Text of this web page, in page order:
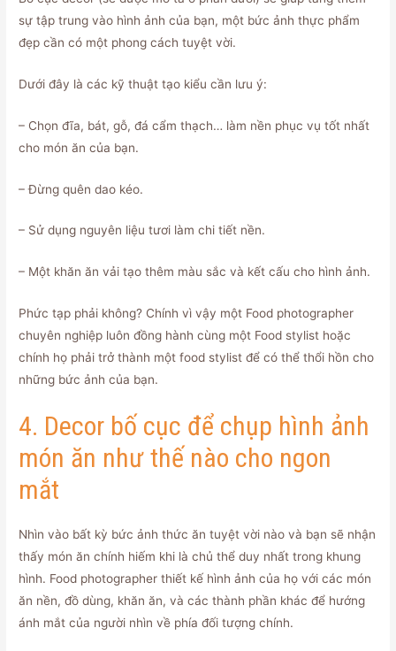
sự tập trung vào hình ảnh của bạn, một bức ảnh thực phẩm
đẹp cần có một phong cách tuyệt vời.
Dưới đây là các kỹ thuật tạo kiểu cần lưu ý:
– Chọn đĩa, bát, gỗ, đá cẩm thạch… làm nền phục vụ tốt nhất
cho món ăn của bạn.
– Đừng quên dao kéo.
– Sử dụng nguyên liệu tươi làm chi tiết nền.
– Một khăn ăn vải tạo thêm màu sắc và kết cấu cho hình ảnh.
Phức tạp phải không? Chính vì vậy một Food photographer
chuyên nghiệp luôn đồng hành cùng một Food stylist hoặc
chính họ phải trở thành một food stylist để có thể thổi hồn cho
những bức ảnh của bạn.
4. Decor bố cục để chụp hình ảnh
món ăn như thế nào cho ngon
mắt
Nhìn vào bất kỳ bức ảnh thức ăn tuyệt vời nào và bạn sẽ nhận
thấy món ăn chính hiếm khi là chủ thể duy nhất trong khung
hình. Food photographer thiết kế hình ảnh của họ với các món
ăn nền, đồ dùng, khăn ăn, và các thành phần khác để hướng
ánh mắt của người nhìn về phía đối tượng chính.